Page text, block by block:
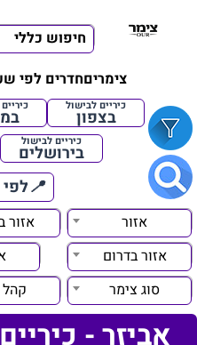
חיפוש כללי
צימריםחדרים לפי
כיריים לבישול
בצפון
כיריים לבישול
בירושלים
📍
אזור אזור
אזור בדרום
סוג צימר
קהל
אביזר -